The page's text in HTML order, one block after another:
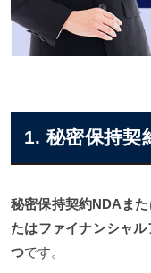
1. 秘密保持契
秘密保持契約NDAま
たはファイナンシャ
つです。